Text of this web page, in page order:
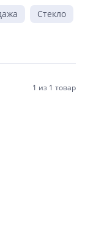
Стекло
1 из 1 товар